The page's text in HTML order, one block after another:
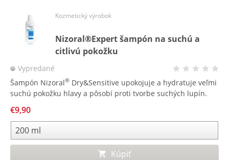
Kozmetický výrobok
Nizoral®Expert šampón na suchú a
citlivú pokožku
Vypredané
Šampón Nizoral® Dry&Sensitive upokojuje a hydratuje veľmi
suchú pokožku hlavy a pôsobí proti tvorbe suchých lupín.
€9,90
Kúpiť